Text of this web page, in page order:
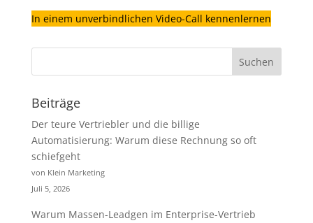
In einem unverbindlichen Video-Call kennenlernen
Beiträge
Der teure Vertriebler und die billige
Automatisierung: Warum diese Rechnung so oft
schiefgeht
von Klein Marketing
Juli 5, 2026
Warum Massen-Leadgen im Enterprise-Vertrieb